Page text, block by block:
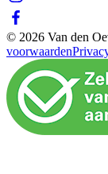
© 2026 Van den
voorwaarden